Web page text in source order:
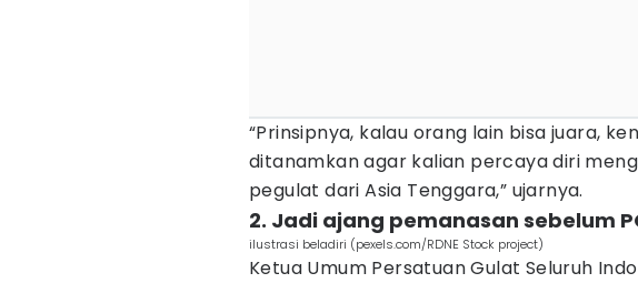
“Prinsipnya, kalau orang lain bisa juara,
ditanamkan agar kalian percaya diri
pegulat dari Asia Tenggara,” ujarnya.
2. Jadi ajang pemanasan sebelum
ilustrasi beladiri (pexels.com/RDNE Stock project)
Ketua Umum Persatuan Gulat Seluruh